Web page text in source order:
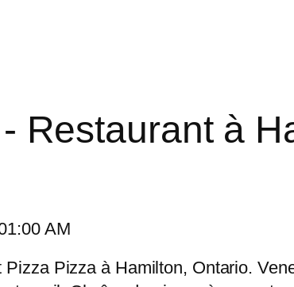
Restaurant à
AM
Pizza à Hamilton, Ontario.